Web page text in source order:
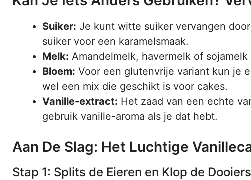
Suiker: Je kunt witte suiker vervangen
suiker voor een karamelsmaak.
Melk: Amandelmelk, havermelk of
Bloem: Voor een glutenvrije variant kun je
wel een mix die geschikt is voor cakes.
Vanille-extract: Het zaad van een echte
gebruik vanille-aroma als je dat hebt.
Aan De Slag: Het Luchtige
Stap 1: Splits de Eieren en Klop de Dooiers